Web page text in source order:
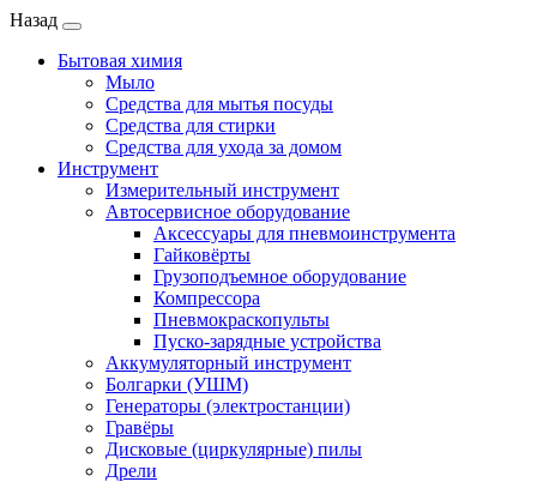
Назад
Бытовая химия
Мыло
Средства для мытья посуды
Средства для стирки
Средства для ухода за домом
Инструмент
Измерительный инструмент
Автосервисное оборудование
Аксессуары для пневмоинструмента
Гайковёрты
Грузоподъемное оборудование
Компрессора
Пневмокраскопульты
Пуско-зарядные устройства
Аккумуляторный инструмент
Болгарки (УШМ)
Генераторы (электростанции)
Гравёры
Дисковые (циркулярные) пилы
Дрели